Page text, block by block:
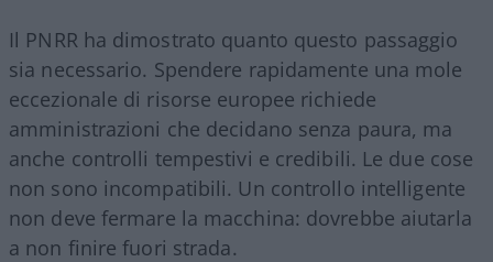
Il PNRR ha dimostrato quanto questo passaggio
sia necessario. Spendere rapidamente una mole
eccezionale di risorse europee richiede
amministrazioni che decidano senza paura, ma
anche controlli tempestivi e credibili. Le due cose
non sono incompatibili. Un controllo intelligente
non deve fermare la macchina: dovrebbe aiutarla
a non finire fuori strada.